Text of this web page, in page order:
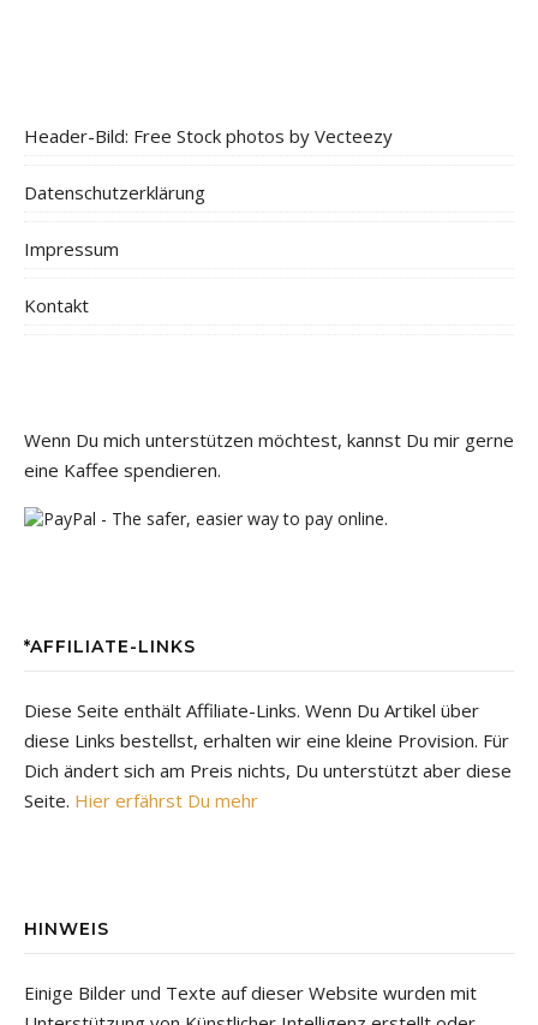
Header-Bild: Free Stock photos by Vecteezy
Datenschutzerklärung
Impressum
Kontakt
Wenn Du mich unterstützen möchtest, kannst Du mir gerne
eine Kaffee spendieren.
*AFFILIATE-LINKS
Diese Seite enthält Affiliate-Links. Wenn Du Artikel über
diese Links bestellst, erhalten wir eine kleine Provision. Für
Dich ändert sich am Preis nichts, Du unterstützt aber diese
Seite. Hier erfährst Du mehr
HINWEIS
Einige Bilder und Texte auf dieser Website wurden mit